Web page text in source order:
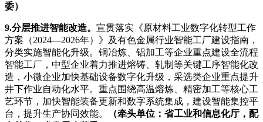
委）
9.分层推进智能改造。 宣贯落实《原材料工业数字化转型工作
方案（2024—2026年）》及有色金属行业智能工厂建设指南，
分类实施智能化升级。铜冶炼、铝加工等企业重点建设全流程
智能工厂，中型企业着力推进熔铸、轧制等关键工序智能化改
造，小微企业加快基础设备数字化升级，采选类企业重点提升
井下作业自动化水平。重点围绕高温熔炼、精密加工等核心工
艺环节，加快智能装备更新和数字系统集成，建设智能集控平
台，提升生产协同效能。
（牵头单位：省工业和信息化厅，配